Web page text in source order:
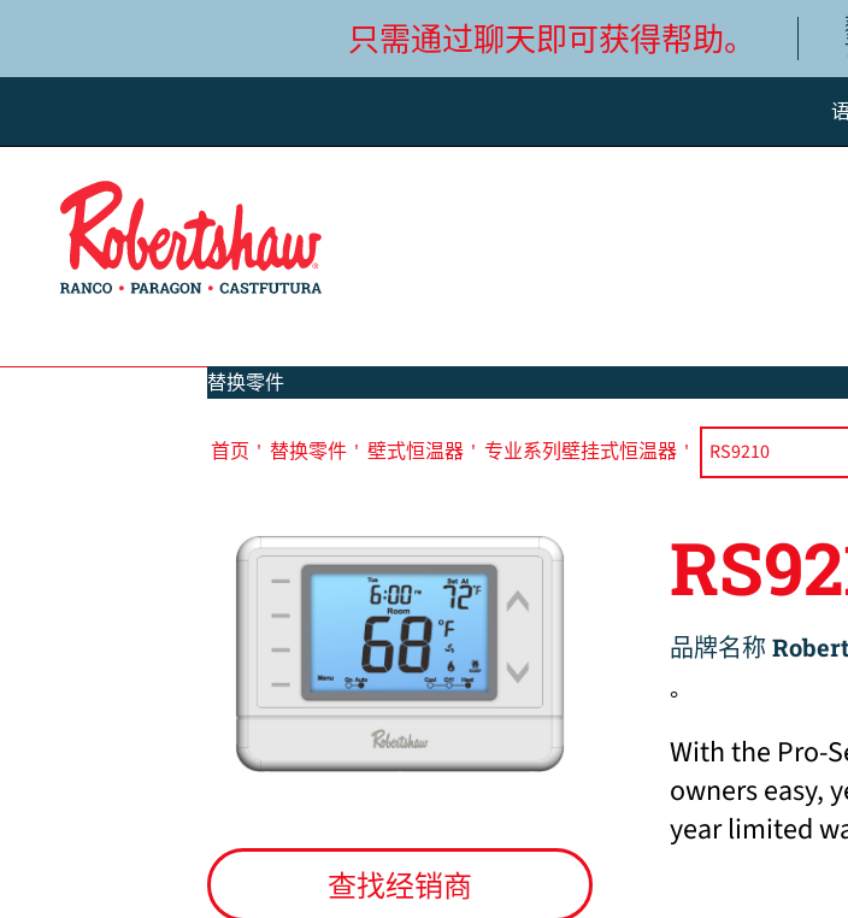
只需通过聊天即可获得帮助。
替换零件
首页 ' 替换零件 ' 壁式恒温器 ' 专业系列壁挂式恒温器 '
查找经销商
品牌名称
。
With the Pro-
owners easy,
year limited